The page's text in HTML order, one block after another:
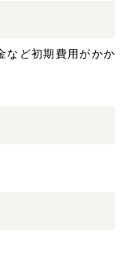
など初期費用がかか